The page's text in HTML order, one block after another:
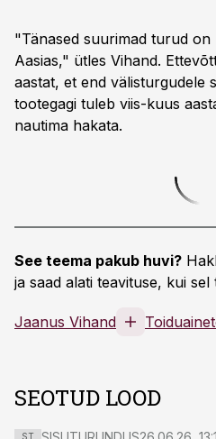
"Tänased suurimad turud
Aasias," ütles Vihand.
aastat, et end välisturgudele
tootegagi tuleb viis-kuus
nautima hakata.
See teema pakub huvi?
ja saad alati teavituse, kui
Jaanus Vihand
SEOTUD LOOD
ST